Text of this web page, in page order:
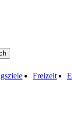
Freizeit